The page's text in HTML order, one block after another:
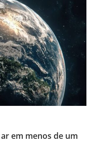
em menos de um